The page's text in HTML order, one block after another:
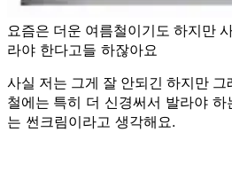
요즘은 더운 여름철이기도 하지만
라야 한다고들 하잖아요
사실 저는 그게 잘 안되긴 하지만
철에는 특히 더 신경써서 발라야
는 썬크림이라고 생각해요.